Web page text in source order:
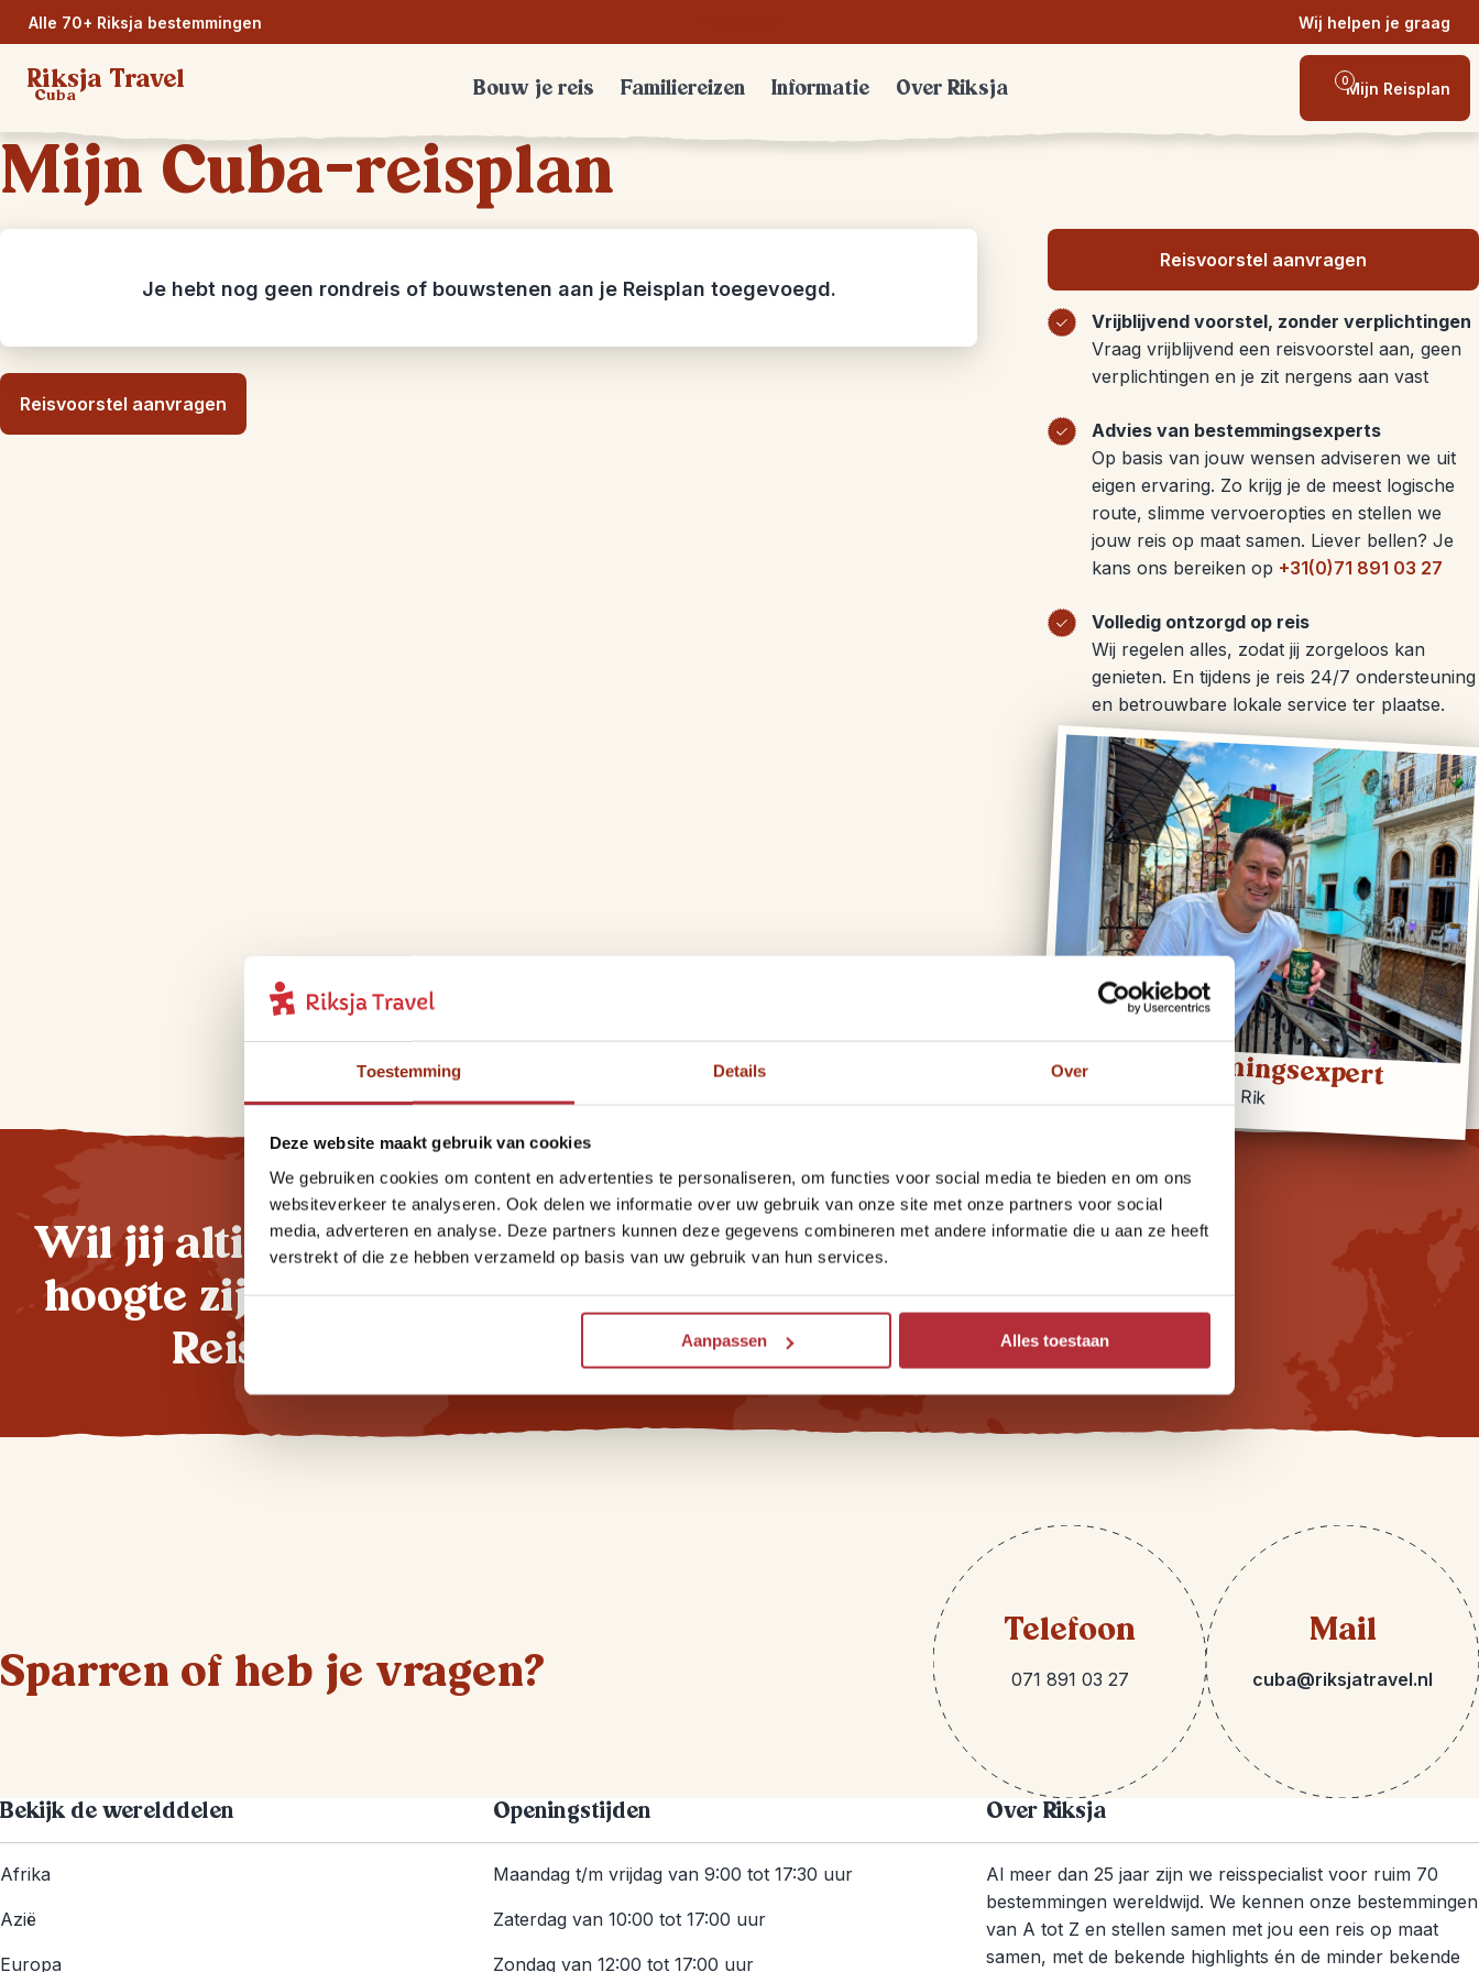
Toestemming Details Over
Deze website maakt gebruik van cookies
We gebruiken cookies om content en advertenties te personaliseren, om functies voor social media te bieden en om ons
websiteverkeer te analyseren. Ook delen we informatie over uw gebruik van onze site met onze partners voor social
media, adverteren en analyse. Deze partners kunnen deze gegevens combineren met andere informatie die u aan ze heeft
verstrekt of die ze hebben verzameld op basis van uw gebruik van hun services.
Aanpassen Alles toestaan
Alle 70+ Riksja bestemmingen Wij helpen je graag
Riksja Travel
Cuba Bouw je reis Familiereizen Informatie Over Riksja 0Mijn Reisplan
Mijn Cuba-reisplan
Je hebt nog geen rondreis of bouwstenen aan je Reisplan toegevoegd.
Reisvoorstel aanvragen
Reisvoorstel aanvragen
Vrijblijvend voorstel, zonder verplichtingen
Vraag vrijblijvend een reisvoorstel aan, geen
verplichtingen en je zit nergens aan vast
Advies van bestemmingsexperts
Op basis van jouw wensen adviseren we uit
eigen ervaring. Zo krijg je de meest logische
route, slimme vervoeropties en stellen we
jouw reis op maat samen. Liever bellen? Je
kans ons bereiken op +31(0)71 891 03 27
Volledig ontzorgd op reis
Wij regelen alles, zodat jij zorgeloos kan
genieten. En tijdens je reis 24/7 ondersteuning
en betrouwbare lokale service ter plaatse.
Bestemmingsexpert
Rik
Wil jij altijd als eerste op de
hoogte zijn van onze Riksja
Reisnieuwtjes?
Sparren of heb je vragen?
Telefoon
071 891 03 27
Mail
cuba@riksjatravel.nl
Bekijk de werelddelen
Afrika
Azië
Europa
Openingstijden
Maandag t/m vrijdag van 9:00 tot 17:30 uur
Zaterdag van 10:00 tot 17:00 uur
Zondag van 12:00 tot 17:00 uur
Over Riksja
Al meer dan 25 jaar zijn we reisspecialist voor ruim 70
bestemmingen wereldwijd. We kennen onze bestemmingen
van A tot Z en stellen samen met jou een reis op maat
samen, met de bekende highlights én de minder bekende